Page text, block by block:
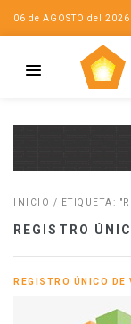
06 de AGOSTO del 2026
INICIO / ETIQUETA:
REGISTRO
REGISTRO ÚNICO DE